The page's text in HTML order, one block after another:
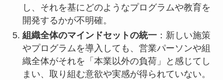
し、それを基にどのようなプログラムや教育を
開発するかが不明確。
組織全体のマインドセットの統一：新しい施策
やプログラムを導入しても、営業パーソンや組
織全体がそれを「本業以外の負荷」と感じてし
まい、取り組む意欲や実感が得られていない。